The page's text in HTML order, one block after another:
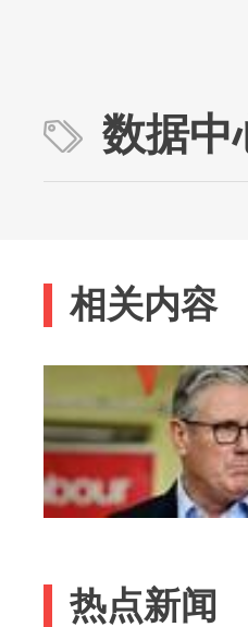
数据中
相关内容
热点新闻